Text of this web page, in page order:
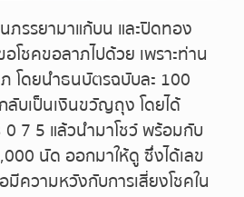
รรยามาแก้บน และปิดทอง
ชคขอลาภไปด้วย เพราะท่าน
โดยนำธนบัตรฉบับละ 100
ลับเป็นเงินขวัญถุง โดยได้
7 5 แล้วนำมาโชว์ พร้อมกับ
นัด ออกมาให้ดู ซึ่งได้เลข
มีความหวังกับการเสี่ยงโชคใน